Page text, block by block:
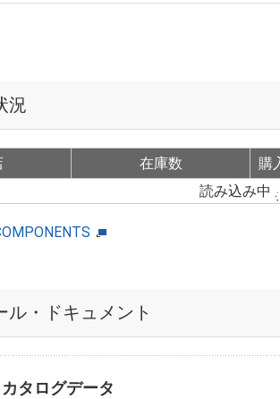
況
在庫数
購
読み込み中
ル・ドキュメント
カタログデータ